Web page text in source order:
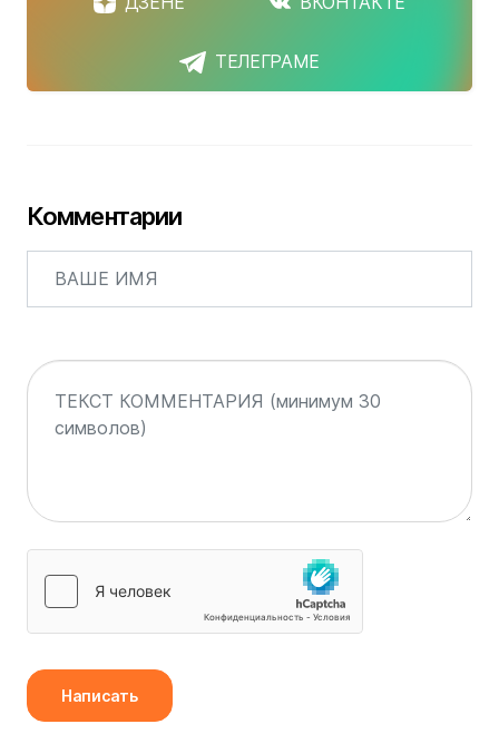
ТЕЛЕГРАМЕ
Комментарии
Написать